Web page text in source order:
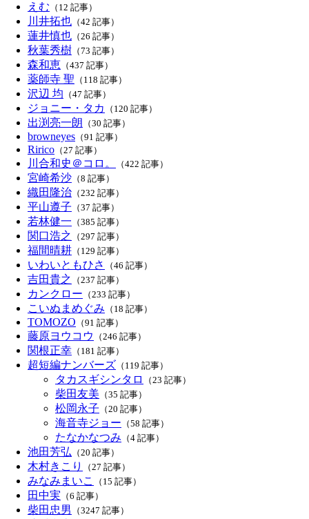
えむ （12 記事）
川井拓也 （42 記事）
蓮井慎也 （26 記事）
秋葉秀樹 （73 記事）
森和恵 （437 記事）
薬師寺 聖 （118 記事）
沢辺 均 （47 記事）
ジョニー・タカ （120 記事）
出渕亮一朗 （30 記事）
browneyes （91 記事）
Ririco （27 記事）
川合和史＠コロ。 （422 記事）
宮崎希沙 （8 記事）
織田隆治 （232 記事）
平山遵子 （37 記事）
若林健一 （385 記事）
関口浩之 （297 記事）
福間晴耕 （129 記事）
いわいともひさ （46 記事）
吉田貴之 （237 記事）
カンクロー （233 記事）
こいぬまめぐみ （18 記事）
TOMOZO （91 記事）
藤原ヨウコウ （246 記事）
関根正幸 （181 記事）
超短編ナンバーズ （119 記事）
タカスギシンタロ （23 記事）
柴田友美 （35 記事）
松岡永子 （20 記事）
海音寺ジョー （58 記事）
たなかなつみ （4 記事）
池田芳弘 （20 記事）
木村きこり （27 記事）
みなみまいこ （15 記事）
田中実 （6 記事）
柴田忠男 （3247 記事）